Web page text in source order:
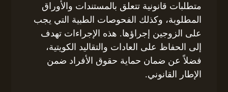
متطلبات قانونية تتعلق بالمستندات والأوراق
المطلوبة، وكذلك الفحوصات الطبية التي يجب
على الزوجين إجراؤها. هذه الإجراءات تهدف
إلى الحفاظ على العادات والتقاليد الكويتية،
فضلاً عن ضمان حماية حقوق الأفراد ضمن
الإطار القانوني.